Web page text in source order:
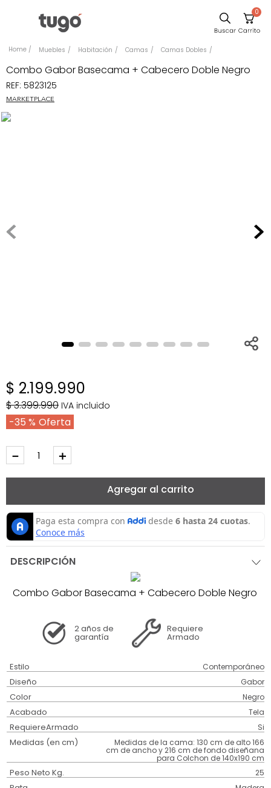
0
Muebles Habitación Camas Camas Dobles
Combo Gabor Basecama + Cabecero Doble Negro
REF: 5823125
MARKETPLACE
$ 2.199.990
$3.399.990 IVA incluido
35 %
＋
－
Agregar al carrito
DESCRIPCIÓN
Combo Gabor Basecama + Cabecero Doble Negro
2 años de
garantía
Requiere
Armado
Estilo Contemporáneo
Diseño Gabor
Color Negro
Acabado Tela
RequiereArmado Si
Medidas (en cm) Medidas de la cama: 130 cm de alto 166
cm de ancho y 216 cm de fondo diseñana
para Colchon de 140x190 cm
Peso Neto Kg. 25
Comedor
Escritorio